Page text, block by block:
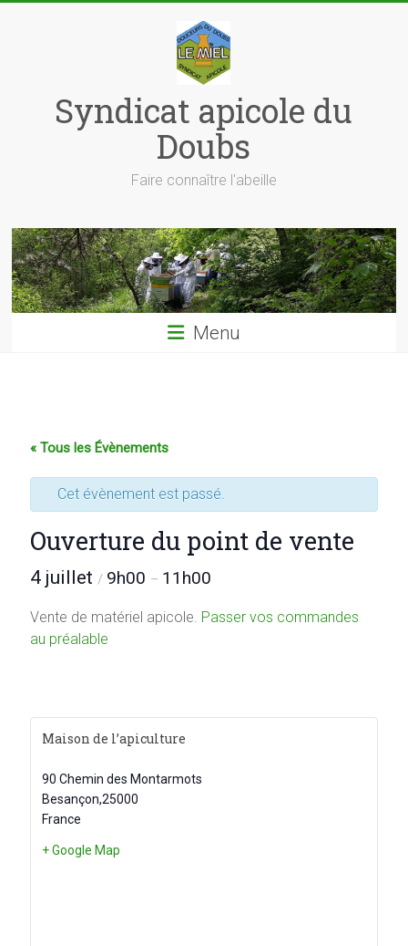
Syndicat apicole du
Doubs
Faire connaître l'abeille
Menu
« Tous les Évènements
Cet évènement est passé.
Ouverture du point de vente
4 juillet/ 9h00 – 11h00
Vente de matériel apicole. Passer vos commandes
au préalable
Maison de l’apiculture
90 Chemin des Montarmots
Besançon,25000
France
+ Google Map